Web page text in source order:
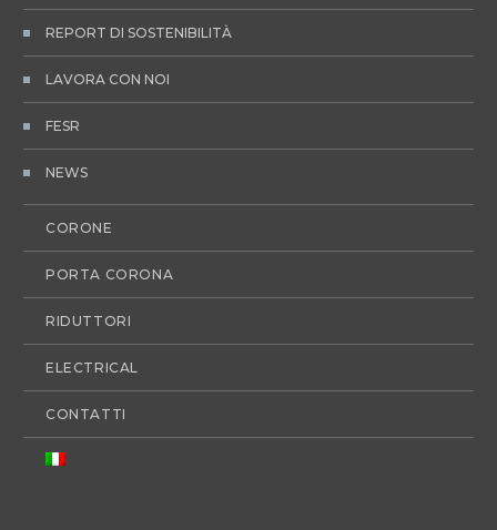
REPORT DI SOSTENIBILITÀ
LAVORA CON NOI
FESR
NEWS
CORONE
PORTA CORONA
RIDUTTORI
ELECTRICAL
CONTATTI